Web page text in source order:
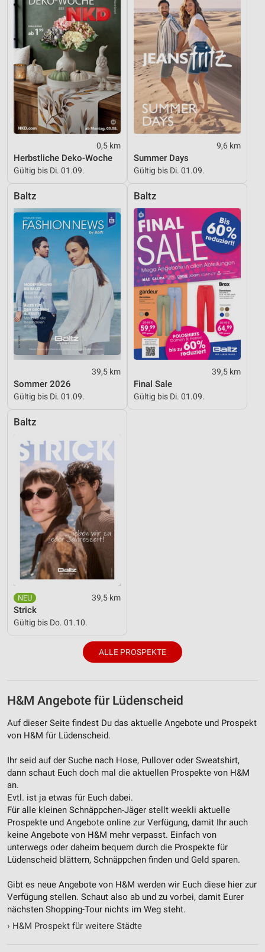
0,5 km
Herbstliche Deko-Woche
Gültig bis Di. 01.09.
9,6 km
Summer Days
Gültig bis Di. 01.09.
Baltz
39,5 km
Sommer 2026
Gültig bis Di. 01.09.
Baltz
39,5 km
Final Sale
Gültig bis Di. 01.09.
Baltz
39,5 km
Strick
Gültig bis Do. 01.10.
ALLE PROSPEKTE
H&M Angebote für Lüdenscheid
Auf dieser Seite findest Du das aktuelle Angebote und Prospekt
von H&M für Lüdenscheid.
Ihr seid auf der Suche nach Hose, Pullover oder Sweatshirt,
dann schaut Euch doch mal die aktuellen Prospekte von H&M
an.
Evtl. ist ja etwas für Euch dabei.
Für alle kleinen Schnäppchen-Jäger stellt weekli aktuelle
Prospekte und Angebote online zur Verfügung, damit Ihr auch
keine Angebote von H&M mehr verpasst. Einfach von
unterwegs oder daheim bequem durch die Prospekte für
Lüdenscheid blättern, Schnäppchen finden und Geld sparen.
Gibt es neue Angebote von H&M werden wir Euch diese hier zur
Verfügung stellen. Schaut also ab und zu vorbei, damit Eurer
nächsten Shopping-Tour nichts im Weg steht.
› H&M Prospekt für weitere Städte
Inhalten
IAB-Besonderheiten:
Verwendung genauer Standortdaten
Geräte anhand von aktiv angeforderten
Informationen identifizieren
Nicht-IAB-Verarbeitungszwecke:
Notwendig
Funktional
Werbung